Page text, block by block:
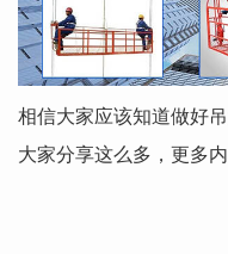
相信大家应该知道做好
大家分享这么多，更多